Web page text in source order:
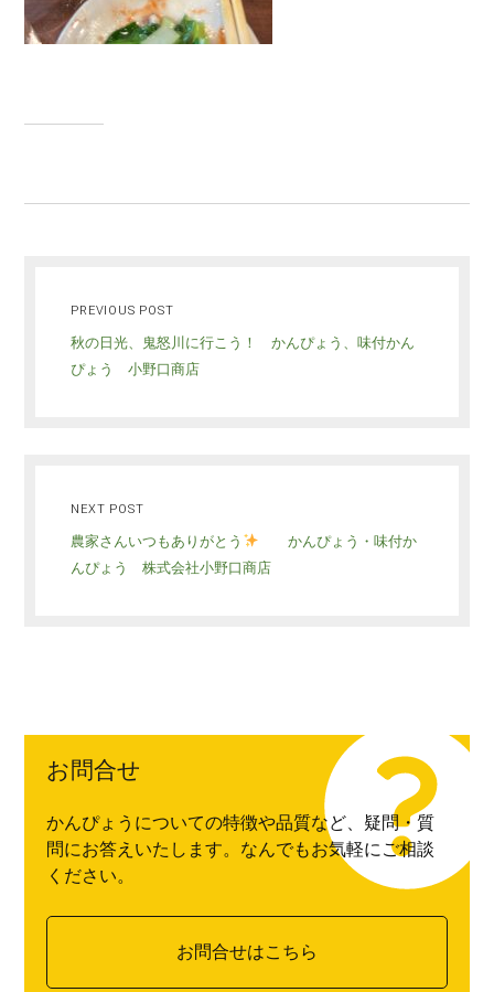
PREVIOUS POST
秋の日光、鬼怒川に行こう！ かんぴょう、味付かん
ぴょう 小野口商店
NEXT POST
農家さんいつもありがとう
かんぴょう・味付か
んぴょう 株式会社小野口商店
お問合せ
かんぴょうについての特徴や品質など、疑問・質
問にお答えいたします。なんでもお気軽にご相談
ください。
お問合せはこちら